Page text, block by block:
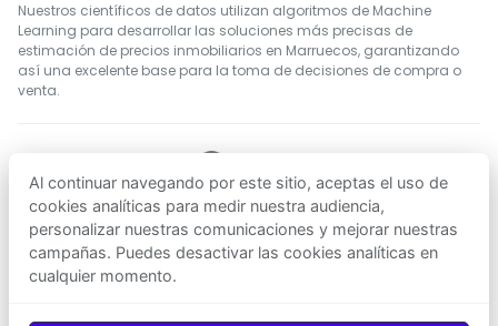
Nuestros científicos de datos utilizan algoritmos de Machine
Learning para desarrollar las soluciones más precisas de
estimación de precios inmobiliarios en Marruecos, garantizando
así una excelente base para la toma de decisiones de compra o
venta.
SÍGUENOS
Descargar en
App Store
Descargar en
Al continuar navegando por este sitio, aceptas el uso de
cookies analíticas para medir nuestra audiencia,
personalizar nuestras comunicaciones y mejorar nuestras
campañas. Puedes desactivar las cookies analíticas en
cualquier momento.